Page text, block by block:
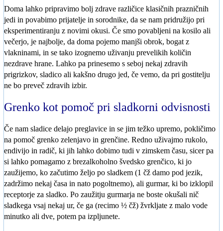
Doma lahko pripravimo bolj zdrave različice klasičnih prazničnih
jedi in povabimo prijatelje in sorodnike, da se nam pridružijo pri
eksperimentiranju z novimi okusi. Če smo povabljeni na kosilo ali
večerjo, je najbolje, da doma pojemo manjši obrok, bogat z
vlakninami, in se tako izognemo uživanju prevelikih količin
nezdrave hrane. Lahko pa prinesemo s seboj nekaj zdravih
prigrizkov, sladico ali kakšno drugo jed, če vemo, da pri gostitelju
ne bo preveč zdravih izbir.
Grenko kot pomoč pri sladkorni odvisnosti
Če nam sladice delajo preglavice in se jim težko upremo, pokličimo
na pomoč grenko zelenjavo in grenčine. Redno uživajmo rukolo,
endivijo in radič, ki jih lahko dobimo tudi v zimskem času, sicer pa
si lahko pomagamo z brezalkoholno švedsko grenčico, ki jo
zaužijemo, ko začutimo željo po sladkem (1 čž damo pod jezik,
zadržimo nekaj časa in nato pogoltnemo), ali gurmar, ki bo izklopil
receptorje za sladko. Po zaužitju gurmarja ne boste okušali nič
sladkega vsaj nekaj ur, če ga (recimo ½ čž) žvrkljate z malo vode
minutko ali dve, potem pa izpljunete.